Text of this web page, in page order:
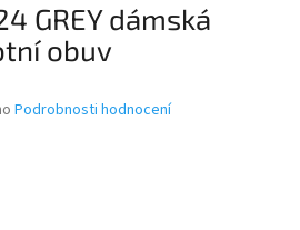
GREY dámská
obuv
Podrobnosti hodnocení